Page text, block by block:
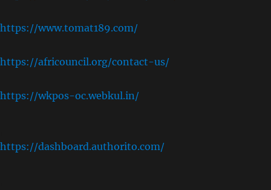
https://www.tomat189.com/
https://africouncil.org/contact-us/
https://wkpos-oc.webkul.in/
https://dashboard.authorito.com/